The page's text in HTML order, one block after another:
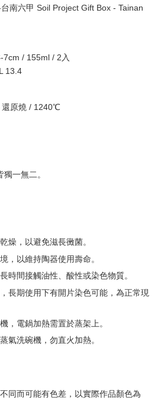
南六甲 Soil Project Gift Box - Tainan
7cm / 155ml / 2入
13.4
原燒 / 1240℃
一無二。
燥，以避免滋長黴菌。
，以維持陶器使用壽命。
時間接觸油性、酸性或染色物質。
長期使用下有開片染色可能，為正常現
，電鍋加熱需置於蒸架上。
氣洗碗機，勿直火加熱。
同而可能有色差，以實際作品顏色為